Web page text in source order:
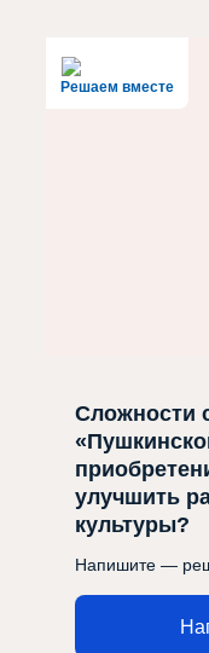
Решаем вместе
Сложности
улучшить
культуры?
Напишите —